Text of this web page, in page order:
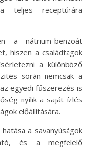
teljes receptúrára
a nátrium-benzoát
hiszen a családtagok
a különböző
során nemcsak a
egyedi fűszerezés is
nyílik a saját ízlés
előállítására.
a savanyúságok
és a megfelelő